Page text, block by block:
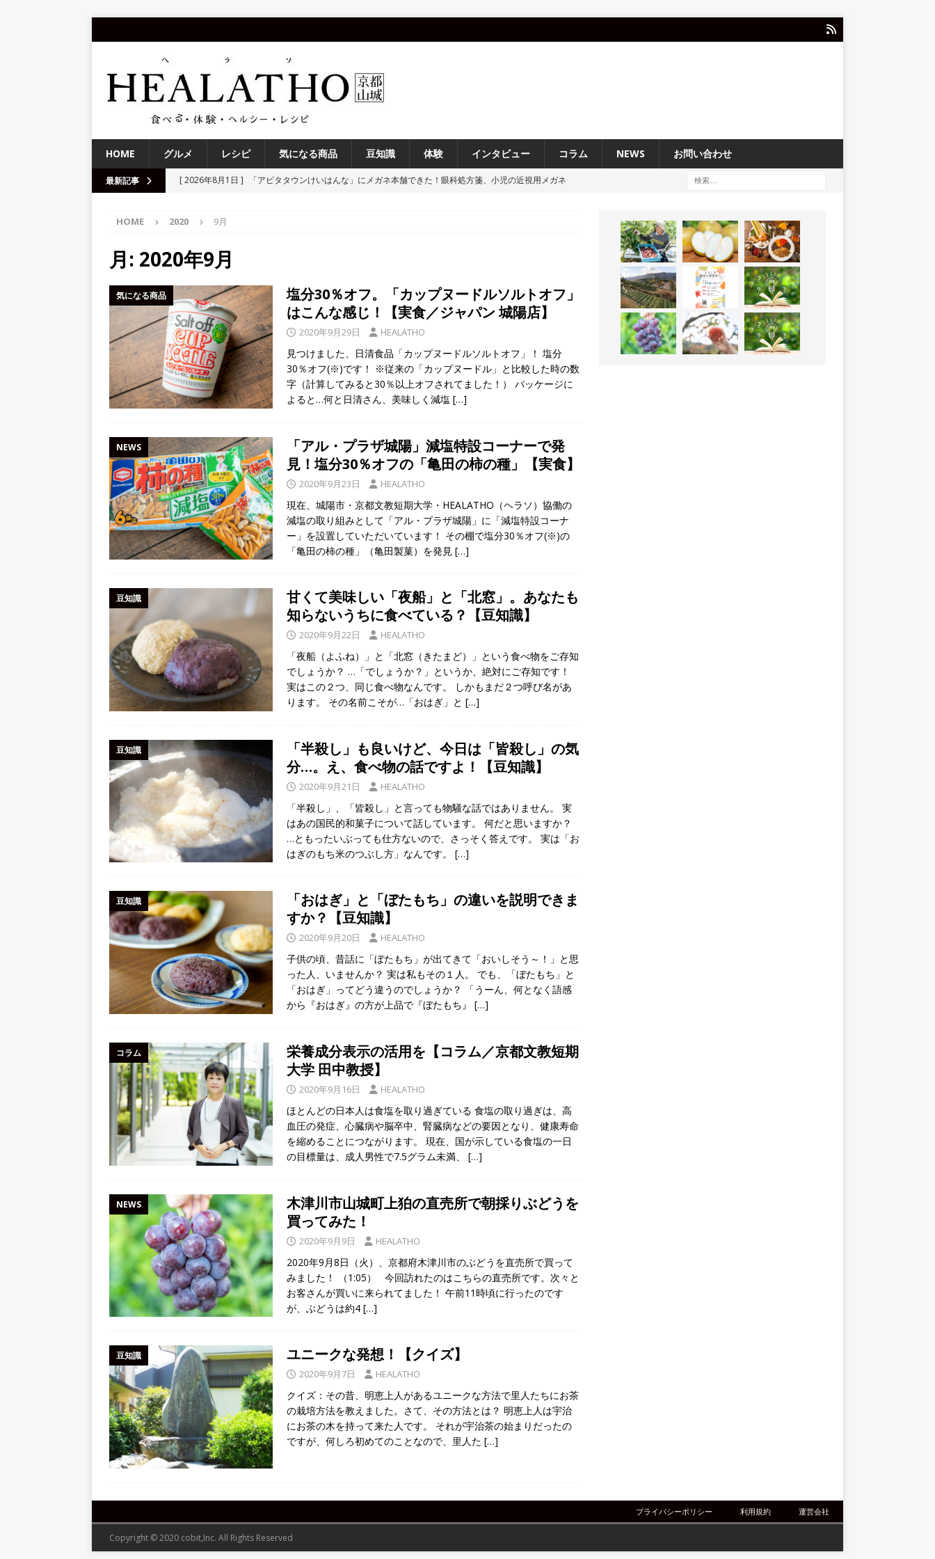
HOME グルメ レシピ 気になる商品 豆知識 体験 インタビュー コラム NEWS お問い合わせ
最新記事 [ 2026年8月1日 ]
「アピタタウンけいはんな」にメガネ本舗できた！眼科処方箋、小児の近視用メガネ
[ 2026年7月17日 ]
町】
体験
る！
NEWS
[ 2026年7月11日 ] ７月１１日が「夏だいこんの日」に制定されました！ジアスターゼが豊富な旬の野菜
NEWS
[ 2026年8月5日 ] ８月１５日、京田辺ふれあいハイキングが開催予定！一休寺・観音三十三身図鑑賞 ～
先祖を偲び新たな自分へ～
NEWS
HOME 2020 9月
月: 2020年9月
気になる商品
塩分30％オフ。「カップヌードルソルトオフ」
はこんな感じ！【実食／ジャパン 城陽店】
2020年9月29日 HEALATHO
見つけました、日清食品「カップヌードルソルトオフ」！ 塩分
30％オフ(※)です！ ※従来の「カップヌードル」と比較した時の数
字（計算してみると30％以上オフされてました！） パッケージに
よると…何と日清さん、美味しく減塩 […]
NEWS
「アル・プラザ城陽」減塩特設コーナーで発
見！塩分30％オフの「亀田の柿の種」【実食】
2020年9月23日 HEALATHO
現在、城陽市・京都文教短期大学・HEALATHO（ヘラソ）協働の
減塩の取り組みとして「アル・プラザ城陽」に「減塩特設コーナ
ー」を設置していただいています！ その棚で塩分30％オフ(※)の
「亀田の柿の種」（亀田製菓）を発見 […]
豆知識
甘くて美味しい「夜船」と「北窓」。あなたも
知らないうちに食べている？【豆知識】
2020年9月22日 HEALATHO
「夜船（よふね）」と「北窓（きたまど）」という食べ物をご存知
でしょうか？ …「でしょうか？」というか、絶対にご存知です！
実はこの２つ、同じ食べ物なんです。 しかもまだ２つ呼び名があ
ります。 その名前こそが…「おはぎ」と […]
豆知識
「半殺し」も良いけど、今日は「皆殺し」の気
分…。え、食べ物の話ですよ！【豆知識】
2020年9月21日 HEALATHO
「半殺し」、「皆殺し」と言っても物騒な話ではありません。 実
はあの国民的和菓子について話しています。 何だと思いますか？
…ともったいぶっても仕方ないので、さっそく答えです。 実は「お
はぎのもち米のつぶし方」なんです。 […]
豆知識
「おはぎ」と「ぼたもち」の違いを説明できま
すか？【豆知識】
2020年9月20日 HEALATHO
子供の頃、昔話に「ぼたもち」が出てきて「おいしそう～！」と思
った人、いませんか？ 実は私もその１人。 でも、「ぼたもち」と
「おはぎ」ってどう違うのでしょうか？ 「うーん、何となく語感
から『おはぎ』の方が上品で『ぼたもち』 […]
コラム
栄養成分表示の活用を【コラム／京都文教短期
大学 田中教授】
2020年9月16日 HEALATHO
ほとんどの日本人は食塩を取り過ぎている 食塩の取り過ぎは、高
血圧の発症、心臓病や脳卒中、腎臓病などの要因となり、健康寿命
を縮めることにつながります。 現在、国が示している食塩の一日
の目標量は、成人男性で7.5グラム未満、 […]
NEWS
木津川市山城町上狛の直売所で朝採りぶどうを
買ってみた！
2020年9月9日 HEALATHO
2020年9月8日（火）、京都府木津川市のぶどうを直売所で買って
みました！ （1:05） 今回訪れたのはこちらの直売所です。次々と
お客さんが買いに来られてました！ 午前11時頃に行ったのです
が、ぶどうは約4 […]
豆知識 ユニークな発想！【クイズ】
2020年9月7日 HEALATHO
クイズ：その昔、明恵上人があるユニークな方法で里人たちにお茶
の栽培方法を教えました。さて、その方法とは？ 明恵上人は宇治
にお茶の木を持って来た人です。 それが宇治茶の始まりだったの
ですが、何しろ初めてのことなので、里人た […]
プライバシーポリシー 利用規約 運営会社
Copyright © 2020 cobit,Inc. All Rights Reserved